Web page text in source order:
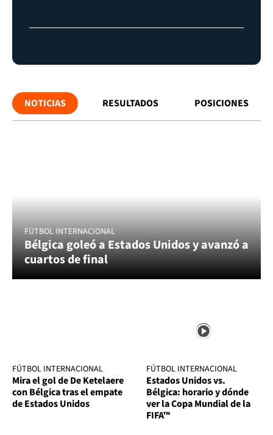
NOTICIAS RESULTADOS POSICIONES
FÚTBOL INTERNACIONAL
Bélgica goleó a Estados Unidos y avanzó a
cuartos de final
FÚTBOL INTERNACIONAL
Mira el gol de De Ketelaere
con Bélgica tras el empate
de Estados Unidos
FÚTBOL INTERNACIONAL
Estados Unidos vs.
Bélgica: horario y dónde
ver la Copa Mundial de la
FIFA™